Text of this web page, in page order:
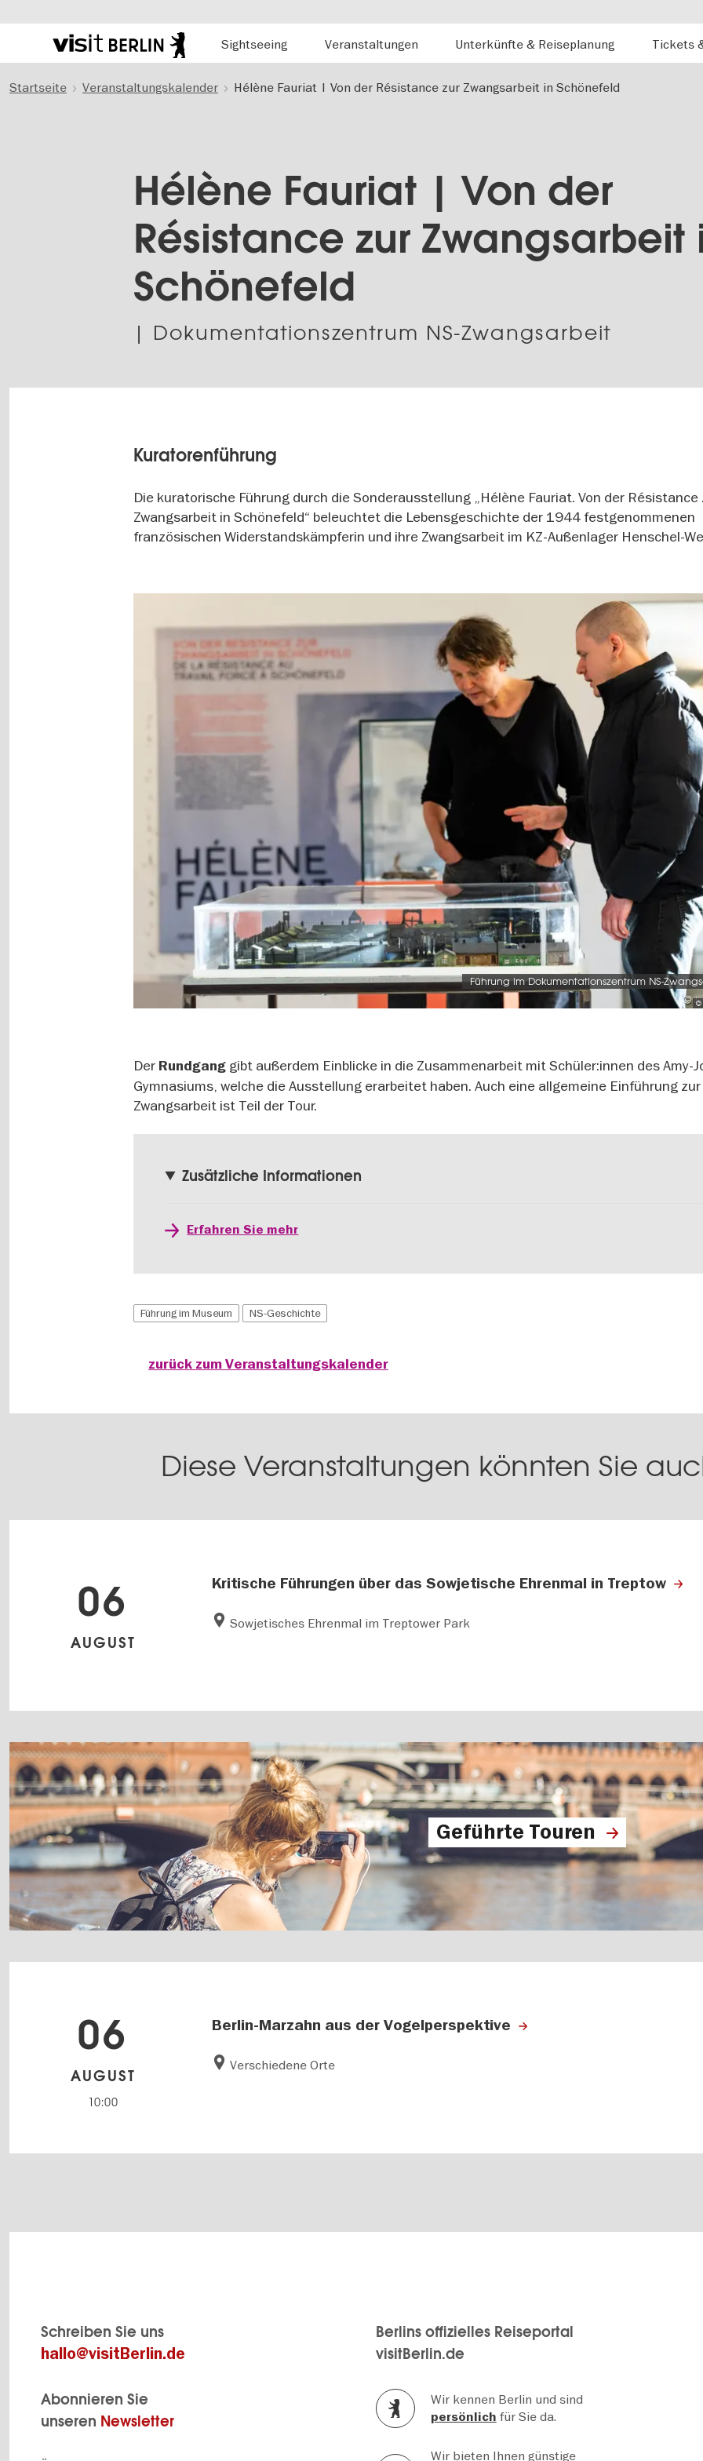
zum
Berlins
Tourismusportal
Sightseeing
Veranstaltungen Unterkünfte & Reiseplanung Tickets
Startseite Veranstaltungskalender Hélène Fauriat | Von der Résistance zur Zwangsarbeit in Schönefeld
Hélène Fauriat | Von der
Résistance zur Zwangsarbeit
Schönefeld
| Dokumentationszentrum NS-Zwangsarbeit
Kuratorenführung
Die kuratorische Führung durch die Sonderausstellung „Hélène Fauriat. Von der Résistance
Zwangsarbeit in Schönefeld“ beleuchtet die Lebensgeschichte der 1944 festgenommenen
französischen Widerstandskämpferin und ihre Zwangsarbeit im KZ-Außenlager Henschel-
©
Führung im Dokumentationszentrum NS-
Der Rundgang gibt außerdem Einblicke in die Zusammenarbeit mit Schüler:innen des Amy-
Gymnasiums, welche die Ausstellung erarbeitet haben. Auch eine allgemeine Einführung zur
Zwangsarbeit ist Teil der Tour.
Zusätzliche Informationen
Erfahren Sie mehr
Führung im Museum NS-Geschichte
zurück zum Veranstaltungskalender
Diese Veranstaltungen könnten Sie
Kritische Führungen über das Sowjetische Ehrenmal in Treptow
Sowjetisches Ehrenmal im Treptower Park
06
AUGUST
Geführte Touren
Berlin-Marzahn aus der Vogelperspektive
Verschiedene Orte
06
AUGUST
10:00
Schreiben Sie uns
hallo@visitBerlin.de
Abonnieren Sie
unseren Newsletter
Berlins offizielles Reiseportal
visitBerlin.de
Wir kennen Berlin und sind
persönlich für Sie da.
Wir bieten Ihnen günstige